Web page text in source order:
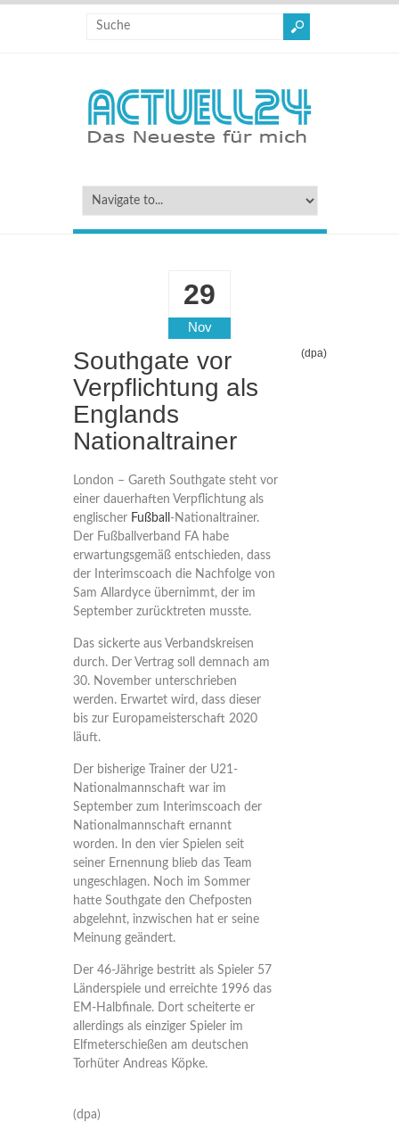
29
Nov
Southgate vor
Verpflichtung als
Englands
Nationaltrainer
(dpa)
London – Gareth Southgate steht vor
einer dauerhaften Verpflichtung als
englischer Fußball -Nationaltrainer.
Der Fußballverband FA habe
erwartungsgemäß entschieden, dass
der Interimscoach die Nachfolge von
Sam Allardyce übernimmt, der im
September zurücktreten musste.
Das sickerte aus Verbandskreisen
durch. Der Vertrag soll demnach am
30. November unterschrieben
werden. Erwartet wird, dass dieser
bis zur Europameisterschaft 2020
läuft.
Der bisherige Trainer der U21-
Nationalmannschaft war im
September zum Interimscoach der
Nationalmannschaft ernannt
worden. In den vier Spielen seit
seiner Ernennung blieb das Team
ungeschlagen. Noch im Sommer
hatte Southgate den Chefposten
abgelehnt, inzwischen hat er seine
Meinung geändert.
Der 46-Jährige bestritt als Spieler 57
Länderspiele und erreichte 1996 das
EM-Halbfinale. Dort scheiterte er
allerdings als einziger Spieler im
Elfmeterschießen am deutschen
Torhüter Andreas Köpke.
(dpa)